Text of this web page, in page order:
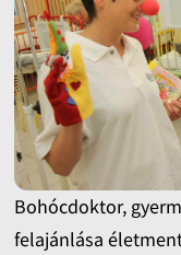
Bohócdoktor,
felajánlása